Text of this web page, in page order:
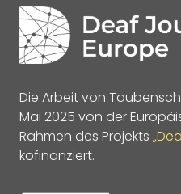
Die Arbeit von
Mai 2025 von der
Rahmen des Projekts
kofinanziert.